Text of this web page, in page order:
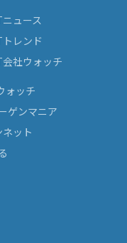
ュース
レンド
社ウォッチ
ォッチ
ゲンマニア
ット